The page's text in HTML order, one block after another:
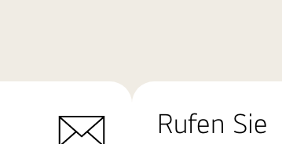
Rufen Sie